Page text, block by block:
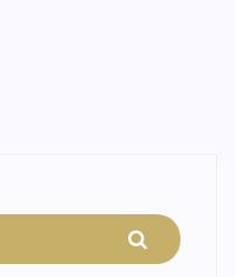
из реальных
не управляли